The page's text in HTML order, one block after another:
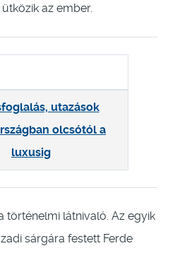
az ember.
utazások
olcsótól a
luxusig
történelmi látnivaló. Az egyik
sárgára festett Ferde